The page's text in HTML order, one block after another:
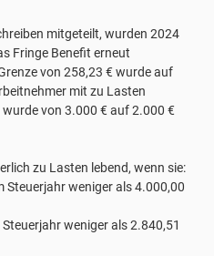
mitgeteilt, wurden 2024
Fringe Benefit erneut
von 258,23 € wurde auf
mit zu Lasten
von 3.000 € auf 2.000 €
zu Lasten lebend, wenn sie:
Steuerjahr weniger als 4.000,00
weniger als 2.840,51